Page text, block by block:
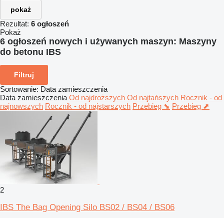
pokaż
Rezultat: 6 ogłoszeń
Pokaż
6 ogłoszeń nowych i używanych maszyn: Maszyny
do betonu IBS
Filtruj
Sortowanie: Data zamieszczenia
Data zamieszczenia Od najdroższych Od najtańszych Rocznik - od
najnowszych Rocznik - od najstarszych Przebieg ⬊ Przebieg ⬈
2
IBS The Bag Opening Silo BS02 / BS04 / BS06